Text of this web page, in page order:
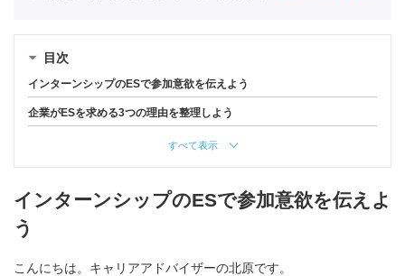
目次
インターンシップのESで参加意欲を伝えよう
企業がESを求める3つの理由を整理しよう
すべて表示
インターンシップのESで参加意欲を伝えよ
う
こんにちは。キャリアアドバイザーの北原です。